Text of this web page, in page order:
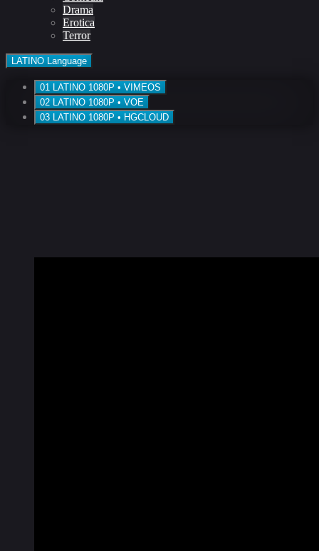
Drama
Erotica
Terror
LATINO Language
01 LATINO 1080P • VIMEOS
02 LATINO 1080P • VOE
03 LATINO 1080P • HGCLOUD